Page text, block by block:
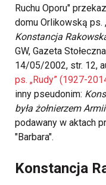
Ruchu Oporu"
domu Orlikowską ps.
Konstancja
GW, Gazeta
14/05/2002, str. 12,
ps. „Rudy” (1927-
inny pseudonim:
była żołnierzem
podawany w aktach
"Barbara".
Konstancja